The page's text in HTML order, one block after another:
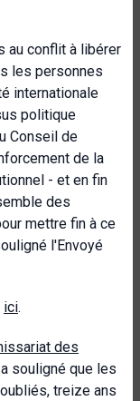
au conflit à libérer
les personnes
internationale
politique
Conseil de
de la
- et en fin
des
mettre fin à ce
l'Envoyé
ici.
des
a souligné que les
treize ans